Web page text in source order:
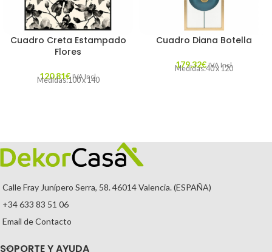
Cuadro Creta Estampado
Flores
120,81€ IVA Incl.
Medidas:100 x 140
Cuadro Diana Botella
179,32€ IVA Incl.
Medidas:40 x 120
Calle Fray Junípero Serra, 58. 46014 Valencia. (ESPAÑA)
+34 633 83 51 06
Email de Contacto
SOPORTE Y AYUDA